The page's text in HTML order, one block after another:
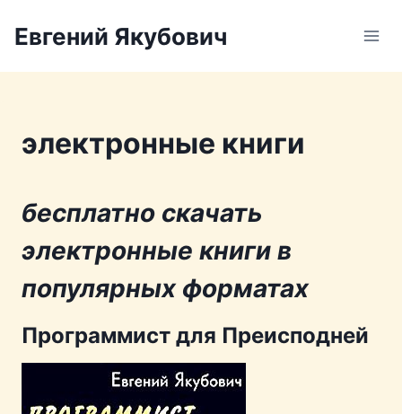
Евгений Якубович
электронные книги
бесплатно скачать
электронные книги в
популярных форматах
Программист для Преисподней